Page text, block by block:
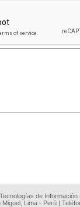
de
Miguel, Lima - Perú |